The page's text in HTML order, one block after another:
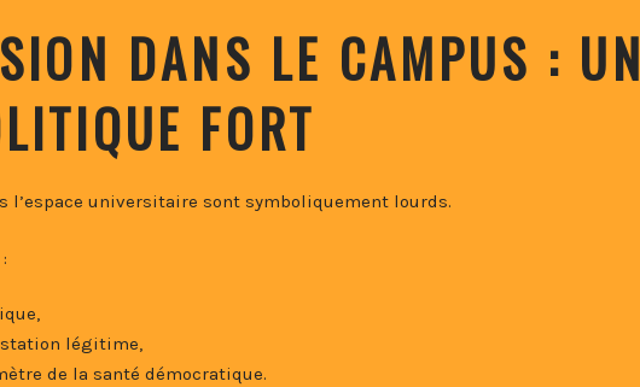
DANS LE CAMPUS : UN
FORT
l’espace universitaire sont symboliquement lourds.
légitime,
de la santé démocratique.